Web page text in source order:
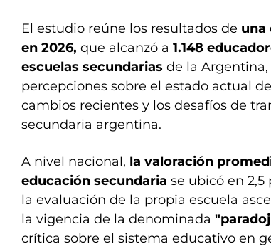
El estudio reúne los resultados de una
en 2026, que alcanzó a 1.148
escuelas secundarias de la
percepciones sobre el estado actual
cambios recientes y los desafíos de
secundaria argentina.
A nivel nacional, la valoración
educación secundaria se ubicó en
la evaluación de la propia escuela
la vigencia de la denominada
crítica sobre el sistema educativo en